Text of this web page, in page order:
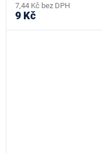
7,44 Kč bez DPH
9 Kč